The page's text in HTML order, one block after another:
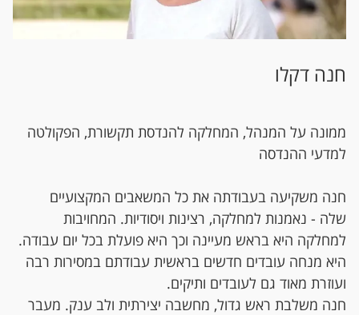
חנה דקלו
ממונה על המנהל, המחלקה להנדסת תקשורת, הפקולטה
למדעי ההנדסה
חנה משקיעה בעבודתה את כל המשאבים המקצועיים
שלה - נאמנות למחלקה, רצינות ויסודיות. המחויבות
למחלקה היא בראש מעיינה וכך היא פועלת בכל יום עבודה.
היא מנחה עובדים חדשים בראשית עבודתם במסירות רבה
ועוזרת מאוד גם לעובדים ותיקים.
חנה משלבת ראש גדול, מחשבה יצירתית ולב ענק. מעבר